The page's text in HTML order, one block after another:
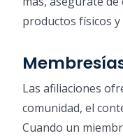
productos físicos y
Las afiliaciones
comunidad, el
Cuando un